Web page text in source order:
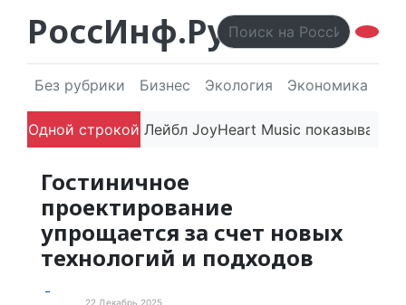
РоссИнф.Ру
Без рубрики Бизнес Экология Экономика
Одной строкой
впечатляют Лейбл JoyHeart Music показывает
Гостиничное
проектирование
упрощается за счет новых
технологий и подходов
22 Декабрь 2025